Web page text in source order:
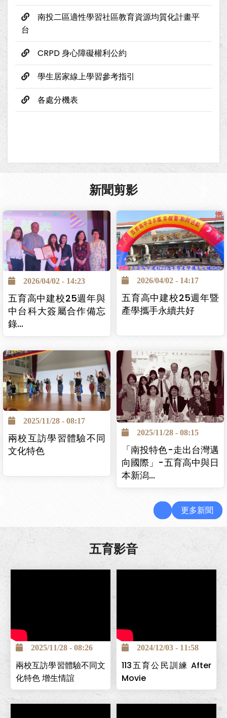
南投二區適性學習社區教育資源均質化計畫平
台
CRPD 身心障礙權利公約
學生居家線上學習參考指引
各處分機表
新聞剪影
2026/04/02 - 14:23
五育高中建校25週年與
中台科大簽屬合作備忘
錄…
2026/04/02 - 14:17
五育高中建校25週年暨
產學攜手永續共好
2025/11/28 - 08:17
兩校互訪學習體驗不同
文化特色
2025/11/28 - 08:15
「南投特色-走出台灣邁
向國際」-五育高中與日
本新潟…
更多新聞
五育影音
2025/11/28 - 08:26
兩校互訪學習體驗不同文
化特色 增生情誼
2024/12/03 - 11:58
113五育公民訓練 After
Movie